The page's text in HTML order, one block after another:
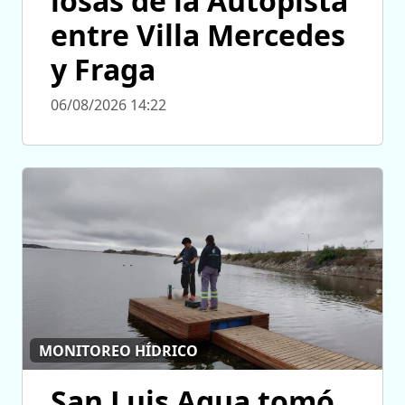
entre Villa Mercedes
y Fraga
06/08/2026 14:22
MONITOREO HÍDRICO